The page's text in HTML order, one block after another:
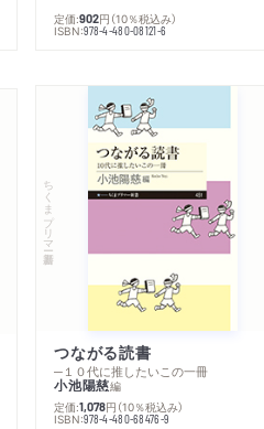
定価:902円 （10％税込み）
ISBN:978-4-480-08121-6
ちくまプリマー新書
つながる読書
─１０代に推したいこの一冊
小池陽慈編
定価:1,078円 （10％税込み）
ISBN:978-4-480-68476-9